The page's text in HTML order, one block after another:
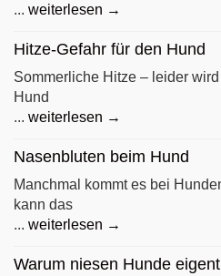
... weiterlesen →
Hitze-Gefahr für den Hund
Sommerliche Hitze – leider
Hund
... weiterlesen →
Nasenbluten beim Hund
Manchmal kommt es bei
kann das
... weiterlesen →
Warum niesen Hunde